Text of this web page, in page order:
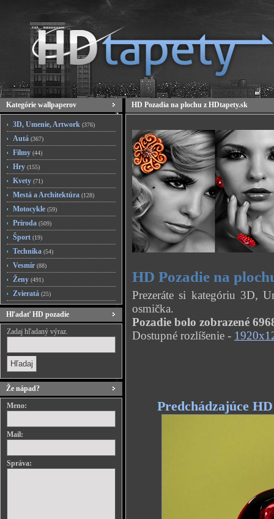
Kategórie wallpaperov
3D, Umenie, Artwork (376)
Autá (367)
Filmy (44)
Hry (155)
Kvety (71)
Mestá a Architektúra (128)
Motocykle (59)
Príroda (509)
Šport (19)
Technika (54)
Vesmír (88)
Ženy (491)
Zvieratá (25)
Hľadať HD pozadie
Zadaj hľadaný výraz.
Že nápad?
Meno:
Mail:
Správa:
HD Pozadia na plochu z HDtapety.sk
HD Pozadie na
Prezeráte si kategóriu 3D,
osmička.
Pozadie bolo zobrazené
Dostupné rozlíšenie -
Predchádzajúce